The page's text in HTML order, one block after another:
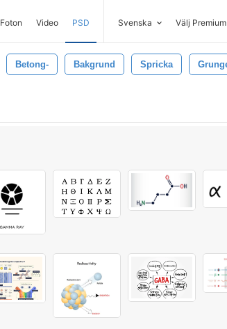
Foton Video PSD Svenska Välj Premium
Betong- Bakgrund Spricka